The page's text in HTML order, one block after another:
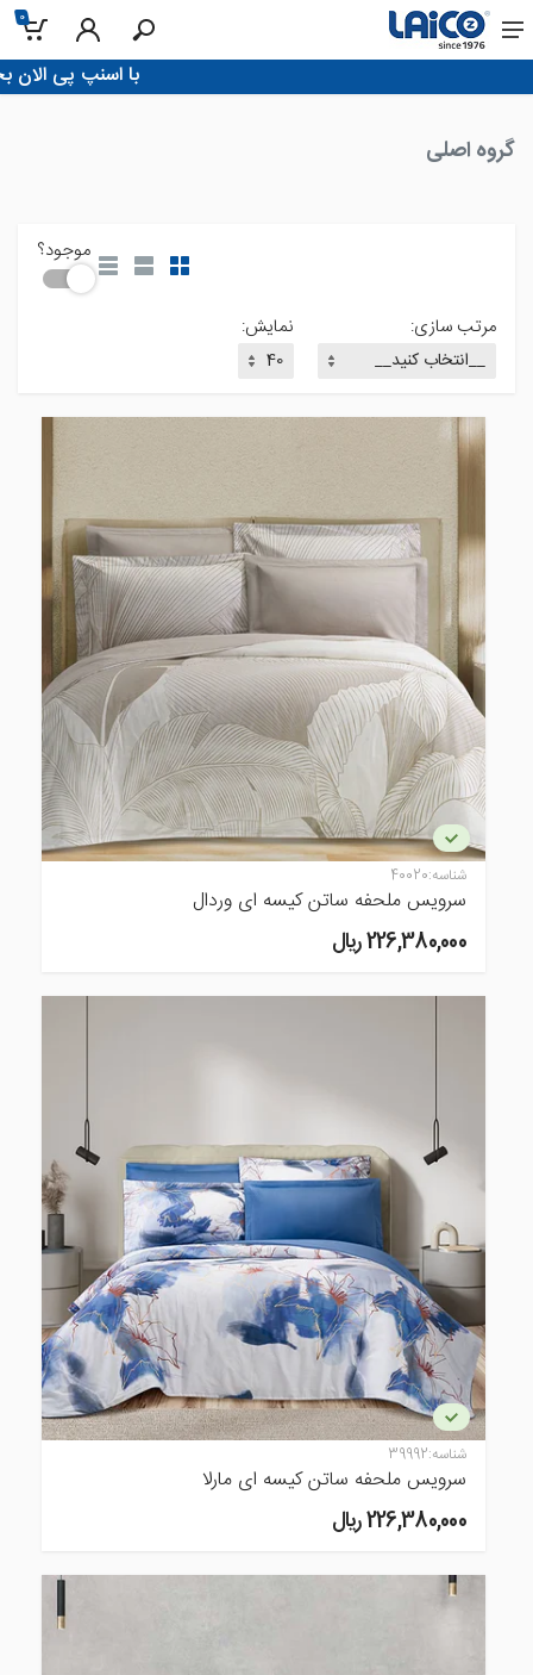
0
!با اسنپ پی الان بخر، تو 4 قسط پرداخت کن
خانه
گروه اصلی
موجود؟
مرتب سازی: نمایش:
شناسه:40020
سرویس ملحفه ساتن کیسه ای وردال
226,380,000 ريال
شناسه:39992
سرویس ملحفه ساتن کیسه ای مارلا
226,380,000 ريال